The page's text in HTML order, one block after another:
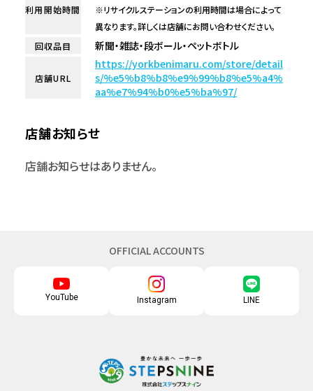
利用開始時間
※リサイクルステーションの利用時間は場合によって
異なります。詳しくは店舗にお問い合わせください。
回収品目
新聞・雑誌・段ボール・ペットボトル
店舗URL
https://yorkbenimaru.com/store/detail
s/%e5%b8%b8%e9%99%b8%e5%a4%
aa%e7%94%b0%e5%ba%97/
店舗お知らせ
店舗お知らせはありません。
OFFICIAL ACCOUNTS
YouTube Instagram LINE